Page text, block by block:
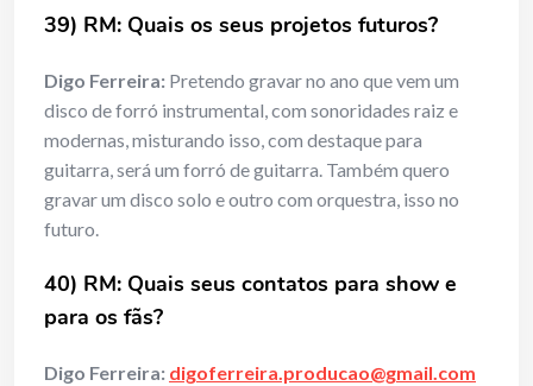
39) RM: Quais os seus projetos futuros?
Digo Ferreira: Pretendo gravar no ano que vem um
disco de forró instrumental, com sonoridades raiz e
modernas, misturando isso, com destaque para
guitarra, será um forró de guitarra. Também quero
gravar um disco solo e outro com orquestra, isso no
futuro.
40) RM: Quais seus contatos para show e
para os fãs?
Digo Ferreira: digoferreira.producao@gmail.com